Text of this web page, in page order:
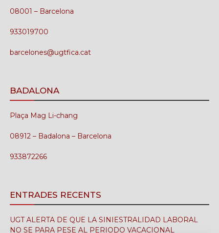
08001 – Barcelona
933019700
barcelones@ugtfica.cat
BADALONA
Plaça Mag Li-chang
08912 – Badalona – Barcelona
933872266
ENTRADES RECENTS
UGT ALERTA DE QUE LA SINIESTRALIDAD LABORAL
NO SE PARA PESE AL PERIODO VACACIONAL